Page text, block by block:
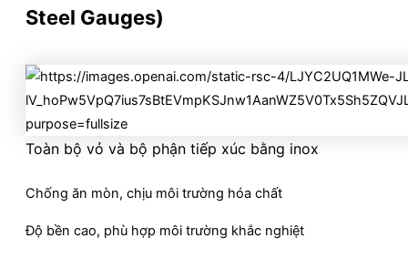
Steel Gauges)
Toàn bộ vỏ và bộ phận tiếp xúc bằng inox
Chống ăn mòn, chịu môi trường hóa chất
Độ bền cao, phù hợp môi trường khắc nghiệt